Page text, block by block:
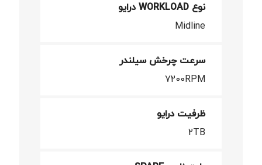
نوع WORKLOAD درایو
Midline
سرعت چرخش سیلندر
7200RPM
ظرفیت درایو
2TB